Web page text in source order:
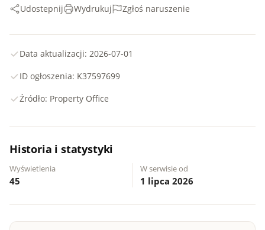
Udostepnij Wydrukuj Zgłoś naruszenie
Data aktualizacji: 2026-07-01
ID ogłoszenia: K37597699
Źródło: Property Office
Historia i statystyki
Wyświetlenia
45
W serwisie od
1 lipca 2026